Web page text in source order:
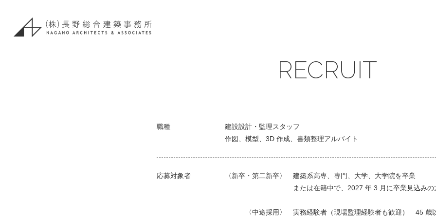
RECRUIT
職種
建設設計・監理スタッフ
作図、模型、3D 作成、書類整理アルバイト
応募対象者
〈新卒・第二新卒〉 建築系高専、専門、大学、大学院を卒業
または在籍中で、2027 年 3 月に卒業見込みの
〈中途採用〉 実務経験者（現場監理経験者も歓迎） 45 歳